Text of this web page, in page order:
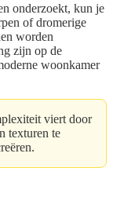
onderzoekt, kun je
of dromerige
worden
zijn op de
woonkamer
viert door
texturen te